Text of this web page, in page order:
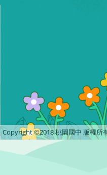
Copyright ©2018 桃園國中 版權所